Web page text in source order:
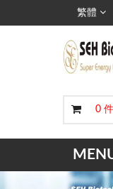
繁體
0 件